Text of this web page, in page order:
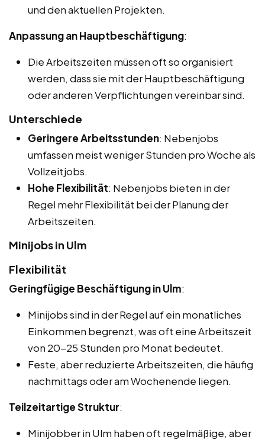
und den aktuellen Projekten.
Anpassung an Hauptbeschäftigung:
Die Arbeitszeiten müssen oft so organisiert
werden, dass sie mit der Hauptbeschäftigung
oder anderen Verpflichtungen vereinbar sind.
Unterschiede
Geringere Arbeitsstunden: Nebenjobs
umfassen meist weniger Stunden pro Woche als
Vollzeitjobs.
Hohe Flexibilität: Nebenjobs bieten in der
Regel mehr Flexibilität bei der Planung der
Arbeitszeiten.
Minijobs in Ulm
Flexibilität
Geringfügige Beschäftigung in Ulm:
Minijobs sind in der Regel auf ein monatliches
Einkommen begrenzt, was oft eine Arbeitszeit
von 20-25 Stunden pro Monat bedeutet.
Feste, aber reduzierte Arbeitszeiten, die häufig
nachmittags oder am Wochenende liegen.
Teilzeitartige Struktur:
Minijobber in Ulm haben oft regelmäßige, aber